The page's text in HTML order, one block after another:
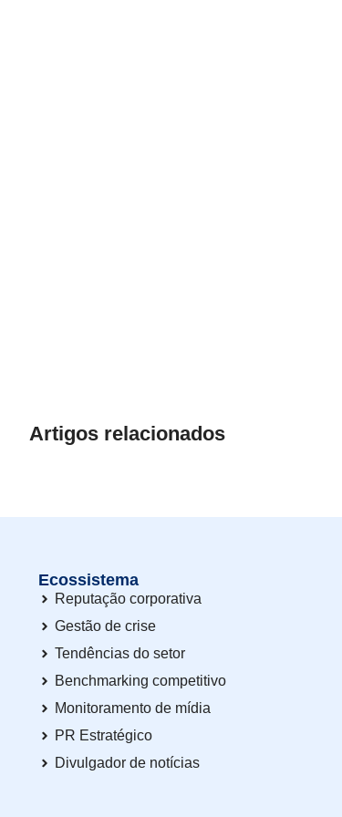
Artigos relacionados
Ecossistema
Reputação corporativa
Gestão de crise
Tendências do setor
Benchmarking competitivo
Monitoramento de mídia
PR Estratégico
Divulgador de notícias